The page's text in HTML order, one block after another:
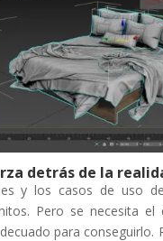
detrás de la
y los casos de uso
Pero se necesita el
para conseguirlo.